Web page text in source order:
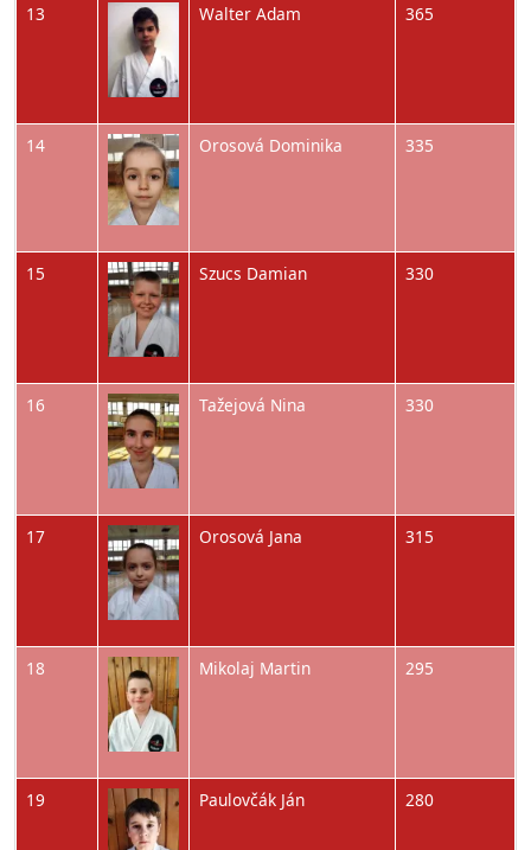
13 Obrázok Walter Adam 365
14 Obrázok Orosová Dominika 335
15 Obrázok Szucs Damian 330
16 Obrázok Tažejová Nina 330
17 Obrázok Orosová Jana 315
18 Obrázok Mikolaj Martin 295
19 Obrázok Paulovčák Ján 280